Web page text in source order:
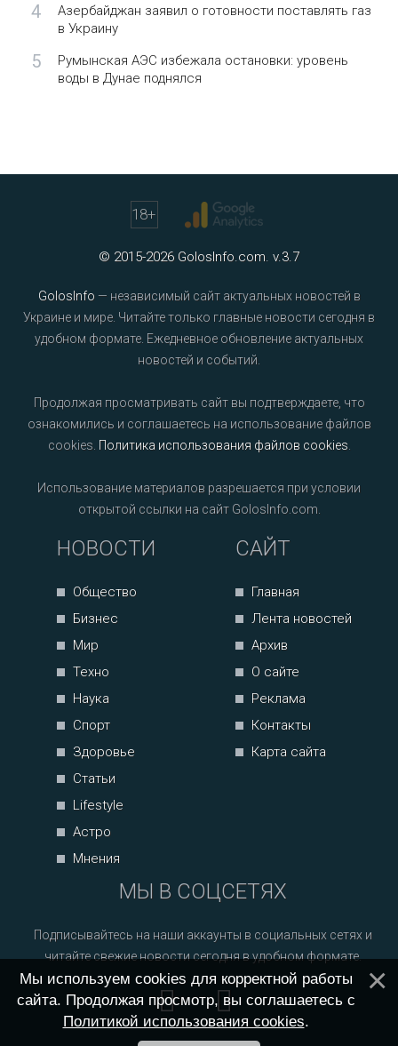
4
Азербайджан заявил о готовности поставлять газ
в Украину
5
Румынская АЭС избежала остановки: уровень
воды в Дунае поднялся
18+
© 2015-2026 GolosInfo.com. v.3.7
GolosInfo — независимый сайт актуальных новостей в
Украине и мире. Читайте только главные новости сегодня в
удобном формате. Ежедневное обновление актуальных
новостей и событий.
Продолжая просматривать сайт вы подтверждаете, что
ознакомились и соглашаетесь на использование файлов
cookies. Политика использования файлов cookies
Использование материалов разрешается при условии
открытой ссылки на сайт GolosInfo.com.
НОВОСТИ
Общество
Бизнес
Мир
Техно
Наука
Спорт
Здоровье
Статьи
Lifestyle
Астро
Мнения
САЙТ
Главная
Лента новостей
Архив
О сайте
Реклама
Контакты
Карта сайта
МЫ В СОЦСЕТЯХ
Подписывайтесь на наши аккаунты в социальных сетях и
читайте свежие новости сегодня в удобном формате.
Мы используем cookies для корректной работы
сайта. Продолжая просмотр, вы соглашаетесь с
Политикой использования cookies.